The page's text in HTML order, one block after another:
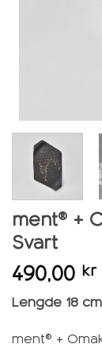
ment® +
Svart
490,00 kr
Lengde 18 cm
ment® +